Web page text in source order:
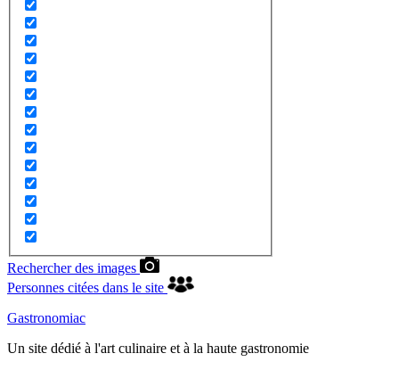
Rechercher des images
Personnes citées dans le site
Gastronomiac
Un site dédié à l'art culinaire et à la haute gastronomie